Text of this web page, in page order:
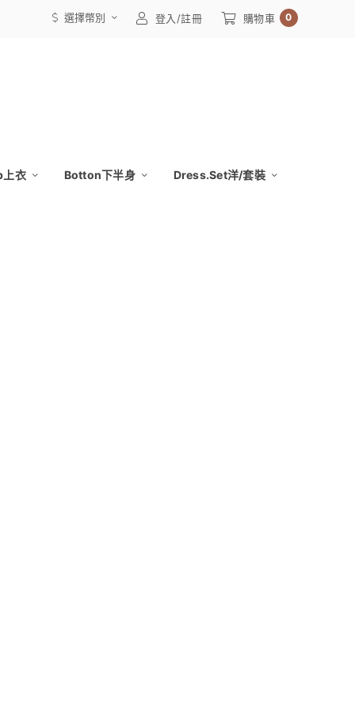
選擇幣別 登入/註冊 購物車 0
上衣 Botton下半身 Dress.Set洋/套裝